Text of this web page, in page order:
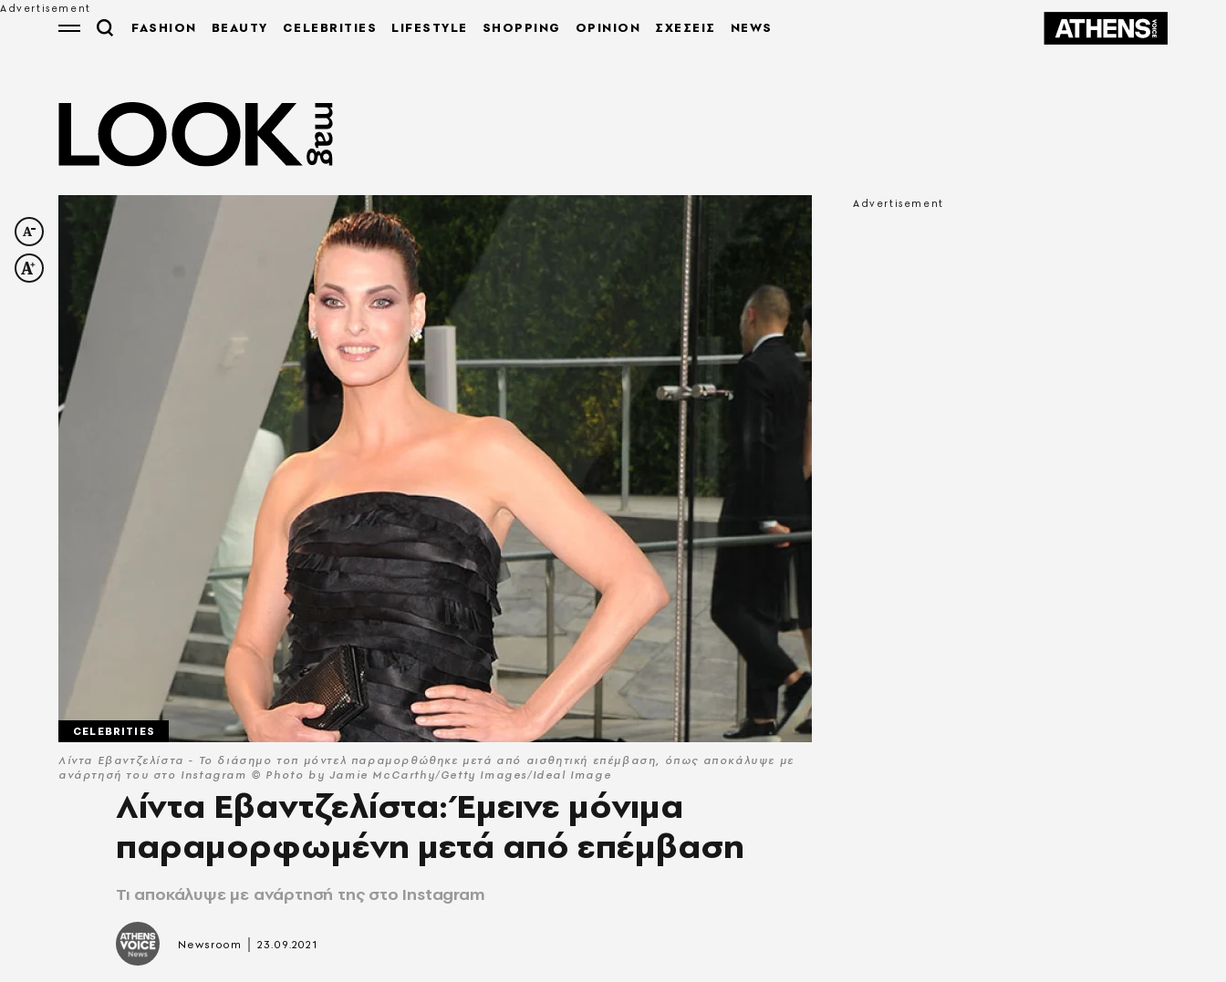
FASHION BEAUTY CELEBRITIES LIFESTYLE SHOPPING OPINION ΣΧΕΣΕΙΣ NEWS
Λίντα Εβαντζελίστα - Το διάσημο τοπ μόντελ παραμορθώθηκε μετά από αισθητική επέμβαση, όπως αποκάλυψε με
ανάρτησή του στο Instagram © Photo by Jamie McCarthy/Getty Images/Ideal Image
CELEBRITIES
Λίντα Εβαντζελίστα: Έμεινε μόνιμα
παραμορφωμένη μετά από επέμβαση
Τι αποκάλυψε με ανάρτησή της στο Instagram
Newsroom |23.09.2021